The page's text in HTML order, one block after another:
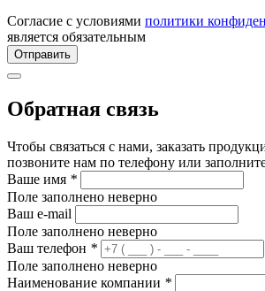
Согласие с условиями политики
является обязательным
Отправить
Обратная связь
Чтобы связаться с нами, заказать
позвоните нам по телефону или
Ваше имя *
Поле заполнено неверно
Ваш e-mail
Поле заполнено неверно
Ваш телефон *
Поле заполнено неверно
Наименование компании *